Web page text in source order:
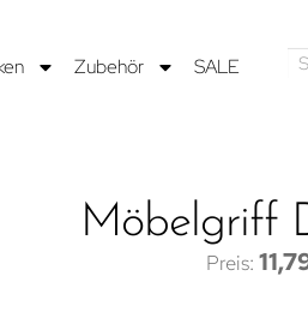
Zubehör SALE
Möbelgriff